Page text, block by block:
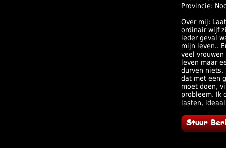
Provincie:
Over mij:
ordinair wijf
ieder geval
mijn leven..
veel
leven maar
durven niets.
dat met een
moet doen,
probleem. Ik
lasten,